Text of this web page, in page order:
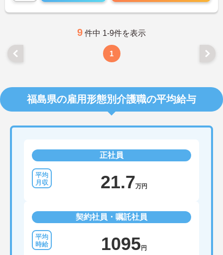
9 件中 1-9件を表示
1
福島県の雇用形態別介護職の平均給与
正社員
21.7万円
契約社員・嘱託社員
1095 円